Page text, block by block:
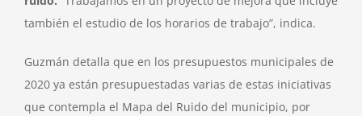
también el estudio de los horarios de trabajo”, indica.
Guzmán detalla que en los presupuestos municipales de
2020 ya están presupuestadas varias de estas iniciativas
que contempla el Mapa del Ruido del municipio, por